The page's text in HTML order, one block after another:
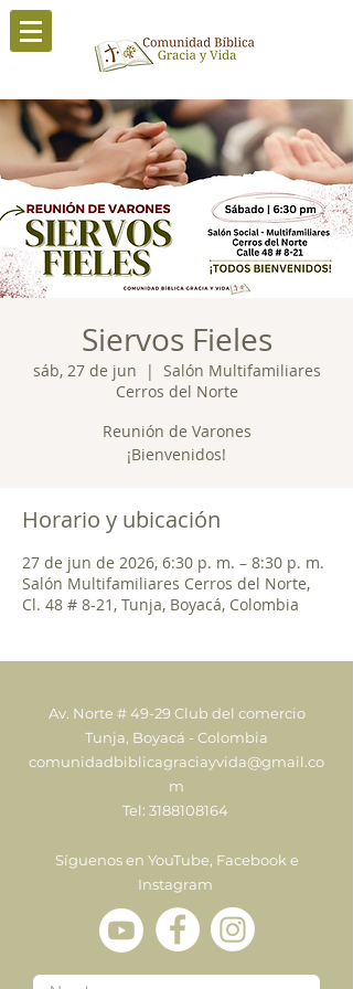
Siervos Fieles
sáb, 27 de jun
  |
Salón Multifamiliares
Cerros del Norte
Reunión de Varones
¡Bienvenidos!
Horario y ubicación
27 de jun de 2026, 6:30 p. m. – 8:30 p. m.
Salón Multifamiliares Cerros del Norte,
Cl. 48 # 8-21, Tunja, Boyacá, Colombia
Av. Norte # 49-29 Club del comercio
Tunja, Boyacá - Colombia
comunidadbiblicagraciayvida@gmail.co
m
Tel: 3188108164
Síguenos en YouTube, Facebook e
Instagram